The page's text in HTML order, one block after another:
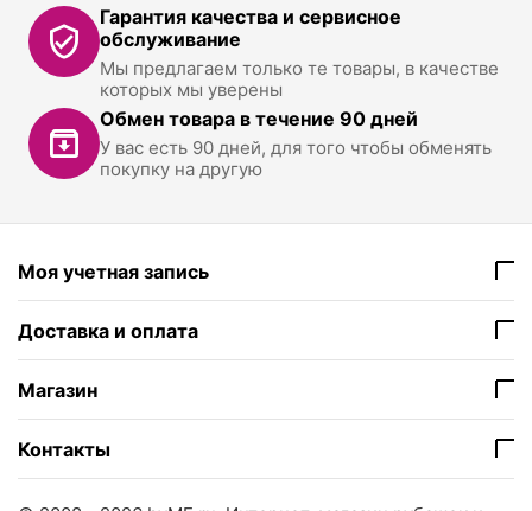
Гарантия качества и сервисное
обслуживание
Мы предлагаем только те товары, в качестве
которых мы уверены
Обмен товара в течение 90 дней
У вас есть 90 дней, для того чтобы обменять
покупку на другую
Моя учетная запись
Доставка и оплата
Магазин
Контакты